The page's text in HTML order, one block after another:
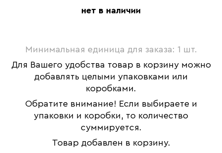
нет в наличии
Минимальная единица для заказа: 1 шт.
Для Вашего удобства товар в корзину можно
добавлять целыми упаковками или
коробками.
Обратите внимание! Если выбираете и
упаковки и коробки, то количество
суммируется.
Товар добавлен в корзину.